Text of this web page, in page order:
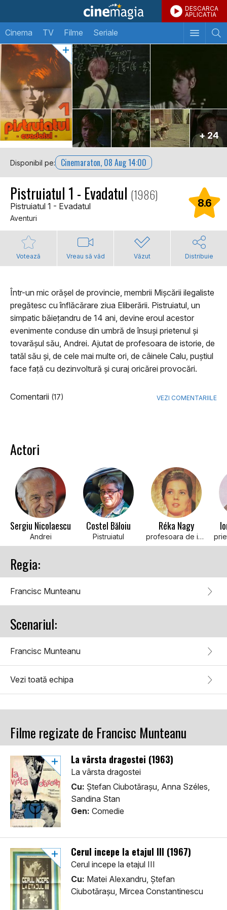
DESCARCA
APLICATIA
Cinema TV Filme Seriale
+ 24
Disponibil pe: Cinemaraton, 08 Aug 14:00
Pistruiatul 1 - Evadatul (1986)
Pistruiatul 1 - Evadatul
Aventuri
8.6
Votează Vreau să văd Văzut Distribuie
Într-un mic orășel de provincie, membrii Mișcării ilegaliste
pregătesc cu înflăcărare ziua Eliberării. Pistruiatul, un
simpatic băiețandru de 14 ani, devine eroul acestor
evenimente conduse din umbră de însuși prietenul și
tovarășul său, Andrei. Ajutat de profesoara de istorie, de
tatăl său și, de cele mai multe ori, de câinele Calu, puștiul
face față cu dezinvoltură și curaj oricărei provocări.
Comentarii (17) VEZI COMENTARIILE
Actori
Sergiu Nicolaescu
Andrei
Costel Băloiu
Pistruiatul
Réka Nagy
profesoara de istorie
Regia:
Francisc Munteanu
Scenariul:
Francisc Munteanu
Vezi toată echipa
Filme regizate de Francisc Munteanu
La vârsta dragostei (1963)
La vârsta dragostei
Cu: Ștefan Ciubotărașu, Anna Széles,
Sandina Stan
Gen: Comedie
Cerul incepe la etajul III (1967)
Cerul incepe la etajul III
Cu: Matei Alexandru, Ștefan
Ciubotărașu, Mircea Constantinescu